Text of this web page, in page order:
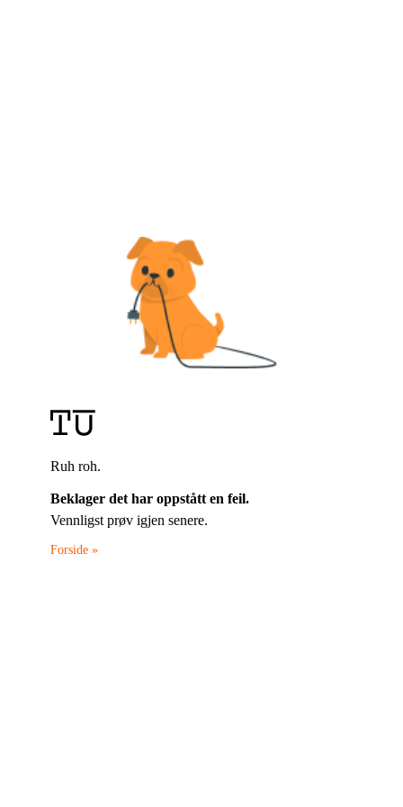
Ruh roh.
Beklager det har oppstått en feil.
Vennligst prøv igjen senere.
Forside »